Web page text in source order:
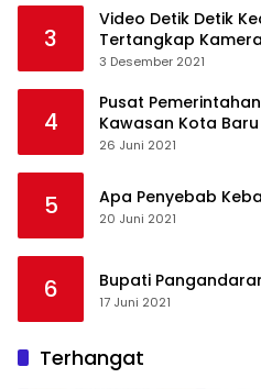
3
Video Detik Detik
Tertangkap
3 Desember 2021
4
Pusat
Kawasan Kota
26 Juni 2021
5 Apa Penyebab
20 Juni 2021
6 Bupati
17 Juni 2021
Terhangat